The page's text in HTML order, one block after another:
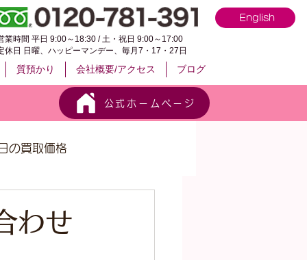
English
業時間 平日 9:00～18:30 / 土・祝日 9:00～17:00
休日 日曜、ハッピーマンデー、毎月7・17・27日
質預かり 会社概要/アクセス ブログ
公式ホームページ
の買取価格
わせ